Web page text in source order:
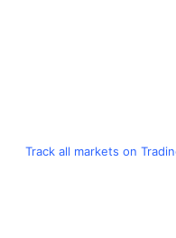
Track all markets on